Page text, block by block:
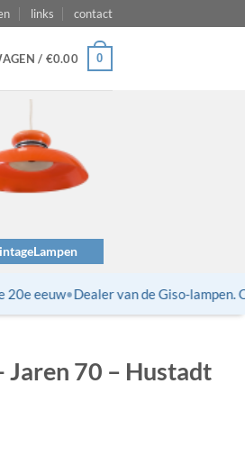
links contact
/ €0.00 0
eeuw•Dealer van de Giso-lampen.
70 – Hustadt